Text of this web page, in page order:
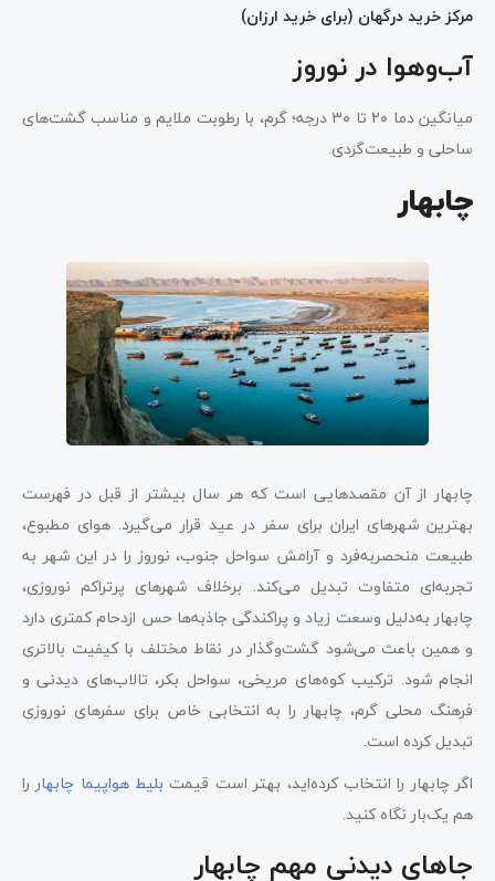
مرکز خرید درگهان (برای خرید ارزان)
آب‌وهوا در نوروز
میانگین دما ۲۰ تا ۳۰ درجه؛ گرم، با رطوبت ملایم و مناسب گشت‌های
ساحلی و طبیعت‌گردی.
چابهار
چابهار از آن مقصدهایی است که هر سال بیشتر از قبل در فهرست
بهترین شهرهای ایران برای سفر در عید قرار می‌گیرد. هوای مطبوع،
طبیعت منحصربه‌فرد و آرامش سواحل جنوب، نوروز را در این شهر به
تجربه‌ای متفاوت تبدیل می‌کند. برخلاف شهرهای پرتراکم نوروزی،
چابهار به‌دلیل وسعت زیاد و پراکندگی جاذبه‌ها حس ازدحام کمتری دارد
و همین باعث می‌شود گشت‌وگذار در نقاط مختلف با کیفیت بالاتری
انجام شود. ترکیب کوه‌های مریخی، سواحل بکر، تالاب‌های دیدنی و
فرهنگ محلی گرم، چابهار را به انتخابی خاص برای سفرهای نوروزی
تبدیل کرده است.
اگر چابهار را انتخاب کرده‌اید، بهتر است قیمت بلیط هواپیما چابهار را
هم یک‌بار نگاه کنید.
جاهای دیدنی مهم چابهار